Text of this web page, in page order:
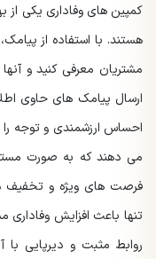
کمپین های وفاداری یکی از
هستند. با استفاده از
مشتریان معرفی کنید و
ارسال پیامک های حاوی
احساس ارزشمندی و توجه
می دهند که به صورت
فرصت های ویژه و تخفیف
تنها باعث افزایش
روابط مثبت و دیرپایی با